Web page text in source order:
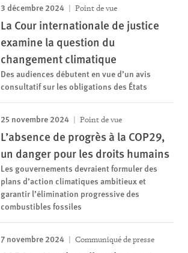
3 décembre 2024 Point de vue
La Cour internationale de justice
examine la question du
changement climatique
Des audiences débutent en vue d’un avis
consultatif sur les obligations des États
25 novembre 2024 Point de vue
L’absence de progrès à la COP29,
un danger pour les droits humains
Les gouvernements devraient formuler des
plans d’action climatiques ambitieux et
garantir l’élimination progressive des
combustibles fossiles
7 novembre 2024 Communiqué de presse